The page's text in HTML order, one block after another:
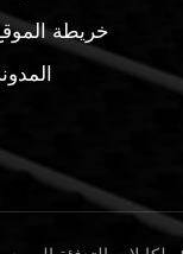
خريطة